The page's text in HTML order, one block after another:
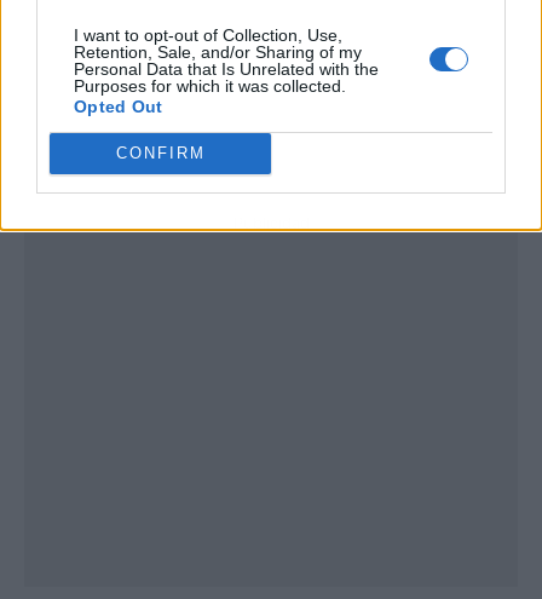
I want to opt-out of Collection, Use,
Retention, Sale, and/or Sharing of my
Personal Data that Is Unrelated with the
Purposes for which it was collected.
Opted Out
CONFIRM